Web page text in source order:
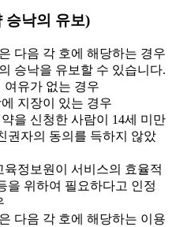
승낙의 유보)
다음 각 호에 해당하는 경우
승낙을 유보할 수 있습니다.
여유가 없는 경우
지장이 있는 경우
을 신청한 사람이 14세 미만
권자의 동의를 득하지 않았
육정보원이 서비스의 효율적
을 위하여 필요하다고 인정
다음 각 호에 해당하는 이용